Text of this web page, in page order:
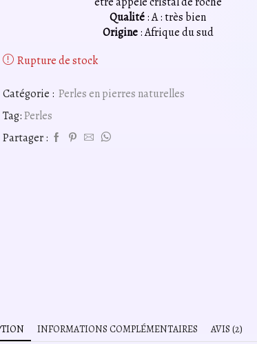
Qualité: A : très bien
Origine: Afrique du sud
Rupture de stock
Catégorie : Perles en pierres naturelles
Tag:Perles
Partager :
INFORMATIONS COMPLÉMENTAIRES AVIS (2)